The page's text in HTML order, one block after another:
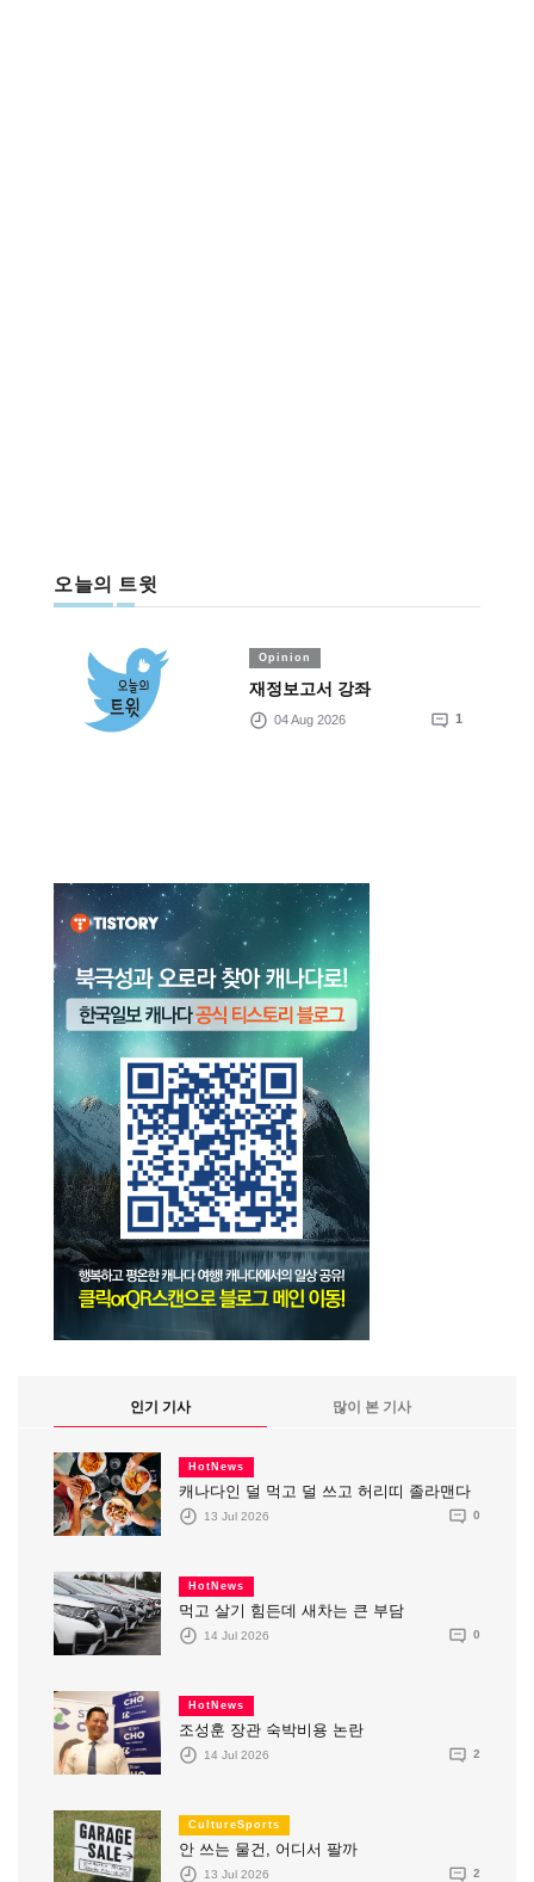
오늘의 트윗
Opinion
재정보고서 강좌
04 Aug 2026 1
인기 기사 많이 본 기사
HotNews
캐나다인 덜 먹고 덜 쓰고 허리띠 졸라맨다
13 Jul 2026 0
HotNews
먹고 살기 힘든데 새차는 큰 부담
14 Jul 2026 0
HotNews
조성훈 장관 숙박비용 논란
14 Jul 2026 2
CultureSports
안 쓰는 물건, 어디서 팔까
13 Jul 2026 2